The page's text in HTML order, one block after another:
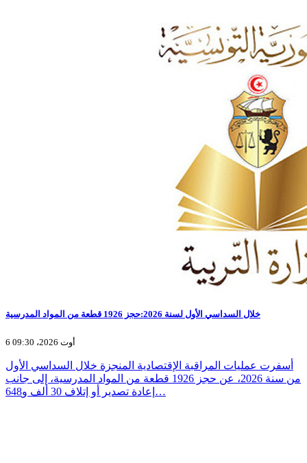
خلال السداسي الأول لسنة 2026:حجز 1926 قطعة من المواد المدرسية
6 أوت 2026، 09:30
أسفرت عمليات المراقبة الإقتصادية المنجزة خلال السداسي الأول
من سنة 2026، عن حجز 1926 قطعة من المواد المدرسية، إلى جانب
إعادة تصدير أو إتلاف 30 ألف و648…